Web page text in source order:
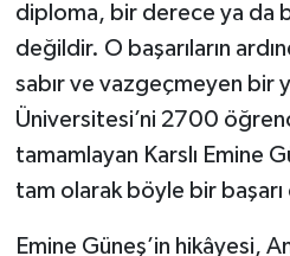
diploma, bir derece ya da
değildir. O başarıların
sabır ve vazgeçmeyen bir
Üniversitesi’ni 2700
tamamlayan Karslı Emine
tam olarak böyle bir başarı
Emine Güneş’in hikâyesi,